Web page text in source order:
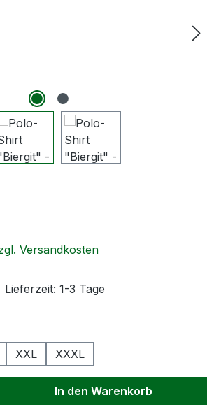
Versandkosten
1-3 Tage
XXL XXXL
Gib den gewünschten
In den Warenkorb